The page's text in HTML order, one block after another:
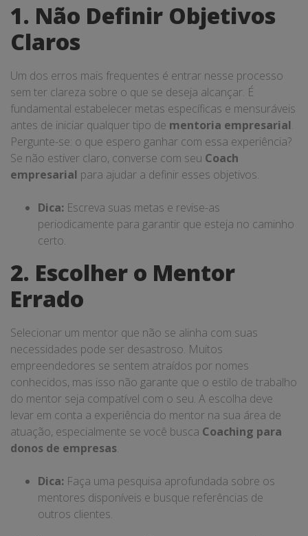
1. Não Definir Objetivos
Claros
Um dos erros mais frequentes é entrar nesse processo
sem ter clareza sobre o que se deseja alcançar. É
fundamental estabelecer metas específicas e mensuráveis
antes de iniciar qualquer tipo de mentoria empresarial.
Pergunte-se: o que espero ganhar com essa experiência?
Se não estiver claro, converse com seu Coach
empresarial para ajudar a definir esses objetivos.
Dica: Escreva suas metas e revise-as
periodicamente para garantir que esteja no caminho
certo.
2. Escolher o Mentor
Errado
Selecionar um mentor que não se alinha com suas
necessidades pode ser desastroso. Muitos
empreendedores se sentem atraídos por nomes
conhecidos, mas isso não garante que o estilo de trabalho
do mentor seja compatível com o seu. A escolha deve
levar em conta a experiência do mentor na sua área de
atuação, especialmente se você busca Coaching para
donos de empresas.
Dica: Faça uma pesquisa aprofundada sobre os
mentores disponíveis e busque referências de
outros clientes.